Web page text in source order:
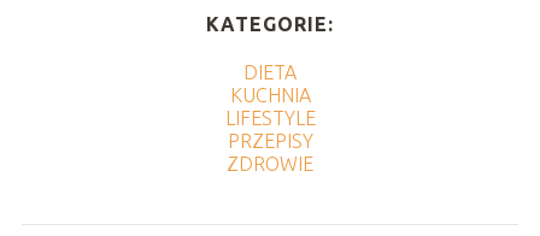
KATEGORIE:
DIETA
KUCHNIA
LIFESTYLE
PRZEPISY
ZDROWIE